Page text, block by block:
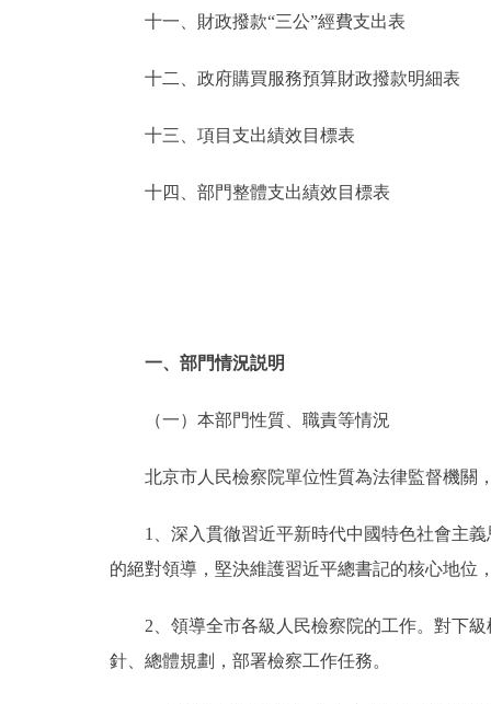
十一、財政撥款“三公”經費支出表
十二、政府購買服務預算財政撥款明細表
十三、項目支出績效目標表
十四、部門整體支出績效目標表
一、部門情況説明
（一）本部門性質、職責等情況
北京市人民檢察院單位性質為法律監督機關
1、深入貫徹習近平新時代中國特色社會主義
的絕對領導，堅決維護習近平總書記的核心地位
2、領導全市各級人民檢察院的工作。對下級
針、總體規劃，部署檢察工作任務。